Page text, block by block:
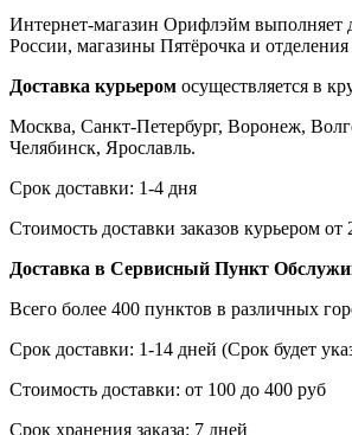
Интернет-магазин Орифлэйм выполняет
России, магазины Пятёрочка и
Доставка курьером осуществляется в
Москва, Санкт-Петербург, Воронеж,
Челябинск, Ярославль.
Срок доставки: 1-4 дня
Стоимость доставки заказов курьером от
Доставка в Сервисный Пункт
Всего более 400 пунктов в различных
Срок доставки: 1-14 дней (Срок будет
Стоимость доставки: от 100 до 400 руб
Срок хранения заказа: 7 дней